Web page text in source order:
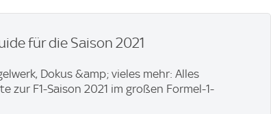
für die Saison 2021
Dokus &amp; vieles mehr: Alles
zur F1-Saison 2021 im großen Formel-1-